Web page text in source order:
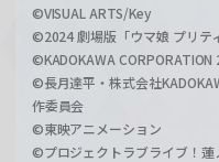
©VISUAL ARTS/Key
©2024 劇場版「ウマ娘 プリテ
©KADOKAWA CORPORATION
©長月達平・株式会社
作委員会
©東映アニメーション
©プロジェクトラブライブ！蓮